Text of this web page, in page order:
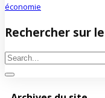
économie
Rechercher sur